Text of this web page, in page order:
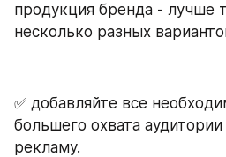
продукция бренда - лучше
несколько разных
✅ добавляйте все
большего охвата
рекламу.